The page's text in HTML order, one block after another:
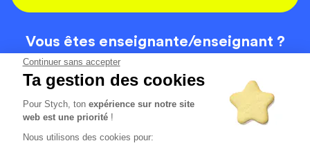
Continuer sans accepter
Ta gestion des cookies
Pour Stych, tonexpérience sur notre site
web est une priorité !
Nous utilisons des cookies pour:
Vous êtes enseignante/enseignant ?
On recrute
Code de la route
Contact